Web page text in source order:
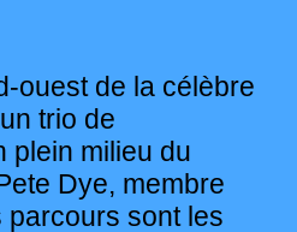
ouest de la célèbre
trio de
plein milieu du
Dye, membre
parcours sont les